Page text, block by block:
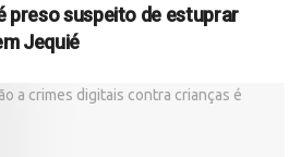
preso suspeito de estuprar
Jequié